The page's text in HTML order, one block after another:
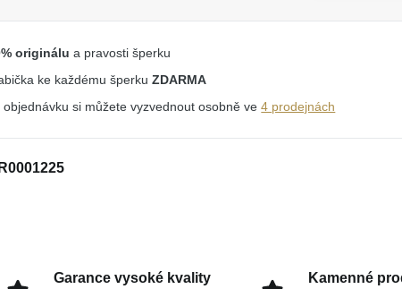
originálu a pravosti šperku
ke každému šperkuZDARMA
objednávku si můžete vyzvednout osobně ve4 prodejnách
R0001225
Garance vysoké kvality Kamenné